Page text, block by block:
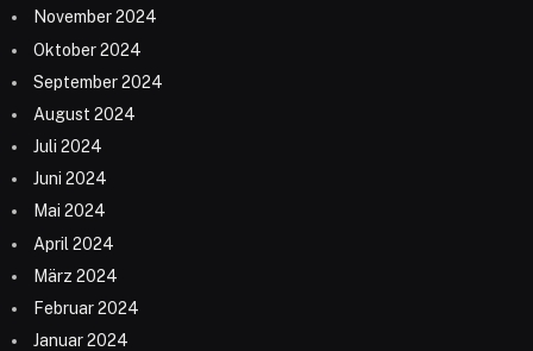
November 2024
Oktober 2024
September 2024
August 2024
Juli 2024
Juni 2024
Mai 2024
April 2024
März 2024
Februar 2024
Januar 2024